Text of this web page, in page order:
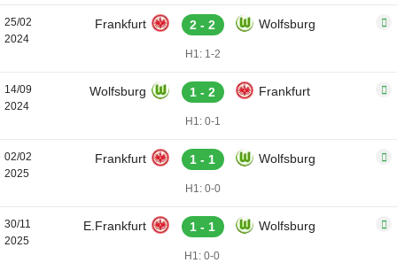
25/02
2024
Frankfurt 2 - 2 Wolfsburg
H1: 1-2
14/09
2024
Wolfsburg 1 - 2 Frankfurt
H1: 0-1
02/02
2025
Frankfurt 1 - 1 Wolfsburg
H1: 0-0
30/11
2025
E.Frankfurt 1 - 1 Wolfsburg
H1: 0-0